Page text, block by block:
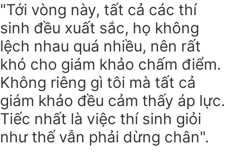
"Tới vòng này, tất cả các thí
sinh đều xuất sắc, họ không
lệch nhau quá nhiều, nên rất
khó cho giám khảo chấm điểm.
Không riêng gì tôi mà tất cả
giám khảo đều cảm thấy áp lực.
Tiếc nhất là việc thí sinh giỏi
như thế vẫn phải dừng chân".